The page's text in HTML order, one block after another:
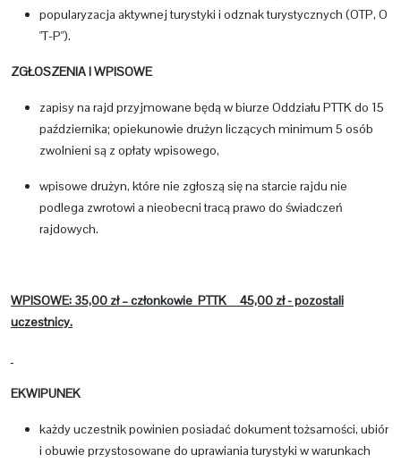
popularyzacja aktywnej turystyki i odznak turystycznych (OTP, O
"T-P").
ZGŁOSZENIA I WPISOWE
zapisy na rajd przyjmowane będą w biurze Oddziału PTTK do 15
października; opiekunowie drużyn liczących minimum 5 osób
zwolnieni są z opłaty wpisowego,
wpisowe drużyn, które nie zgłoszą się na starcie rajdu nie
podlega zwrotowi a nieobecni tracą prawo do świadczeń
rajdowych.
WPISOWE: 35,00 zł – członkowie PTTK 45,00 zł - pozostali
uczestnicy.
EKWIPUNEK
każdy uczestnik powinien posiadać dokument tożsamości, ubiór
i obuwie przystosowane do uprawiania turystyki w warunkach